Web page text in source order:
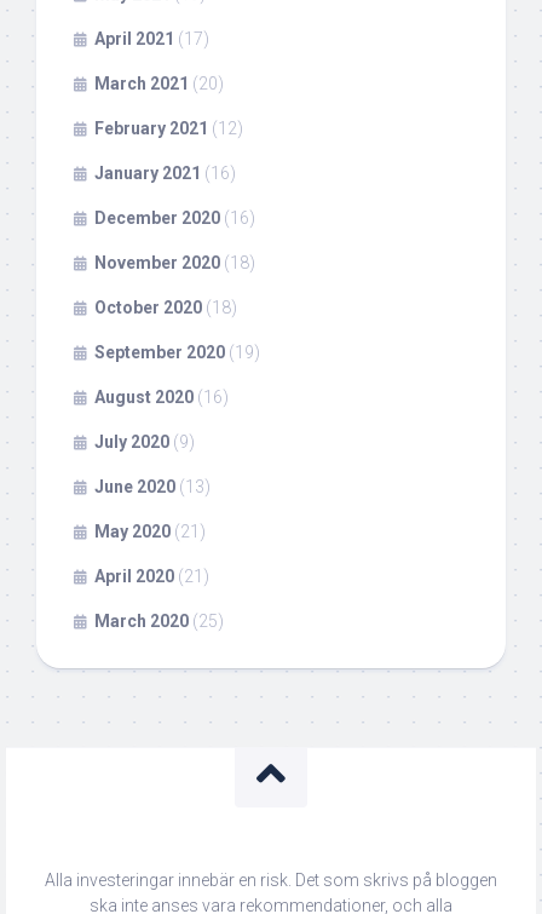
April 2021 (17)
March 2021 (20)
February 2021 (12)
January 2021 (16)
December 2020 (16)
November 2020 (18)
October 2020 (18)
September 2020 (19)
August 2020 (16)
July 2020 (9)
June 2020 (13)
May 2020 (21)
April 2020 (21)
March 2020 (25)
Alla investeringar innebär en risk. Det som skrivs på bloggen
ska inte anses vara rekommendationer, och alla